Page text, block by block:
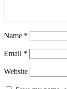
Name *
Email *
Website